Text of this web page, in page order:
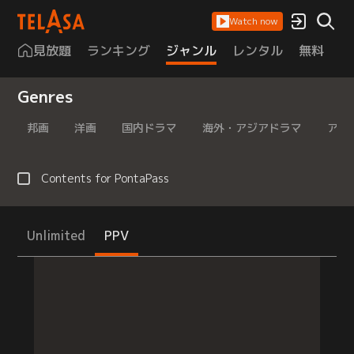
Watch now
見放題 ランキング ジャンル レンタル 無料
Genres
邦画 洋画 国内ドラマ 海外・アジアドラマ アニ
Contents for PontaPass
Unlimited PPV